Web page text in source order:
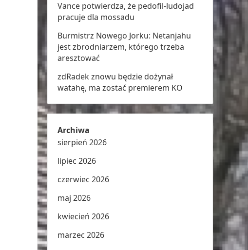
Vance potwierdza, że pedofil-ludojad
pracuje dla mossadu
Burmistrz Nowego Jorku: Netanjahu
jest zbrodniarzem, którego trzeba
aresztować
zdRadek znowu będzie dożynał
watahę, ma zostać premierem KO
Archiwa
sierpień 2026
lipiec 2026
czerwiec 2026
maj 2026
kwiecień 2026
marzec 2026